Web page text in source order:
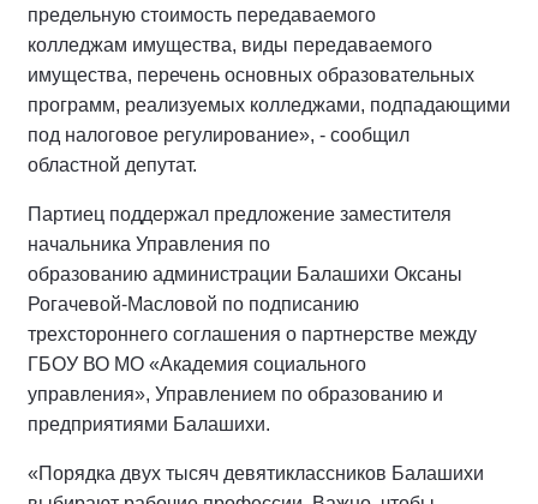
предельную стоимость передаваемого
колледжам имущества, виды передаваемого
имущества, перечень основных образовательных
программ, реализуемых колледжами, подпадающими
под налоговое регулирование», - сообщил
областной депутат.
Партиец поддержал предложение заместителя
начальника Управления по
образованию администрации Балашихи Оксаны
Рогачевой-Масловой по подписанию
трехстороннего соглашения о партнерстве между
ГБОУ ВО МО «Академия социального
управления», Управлением по образованию и
предприятиями Балашихи.
«Порядка двух тысяч девятиклассников Балашихи